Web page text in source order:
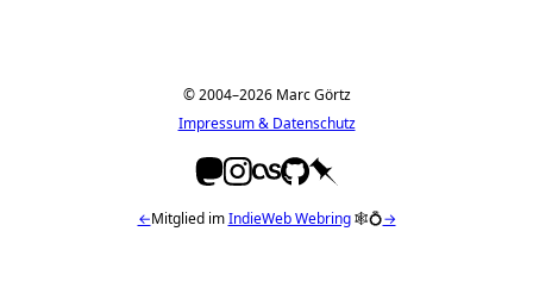
© 2004–2026 Marc Görtz
Impressum & Datenschutz
←Mitglied imIndieWeb Webring🕸💍→